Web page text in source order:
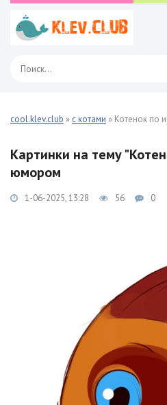
cool.klev.club » с котами » Котенок по
Картинки на тему
юмором
1-06-2025, 13:28 56 0